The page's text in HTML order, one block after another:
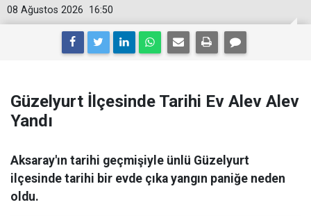
16:50
08 Ağustos 2026
Güzelyurt İlçesinde Tarihi Ev Alev Alev
Yandı
Aksaray'ın tarihi geçmişiyle ünlü Güzelyurt
ilçesinde tarihi bir evde çıka yangın paniğe neden
oldu.